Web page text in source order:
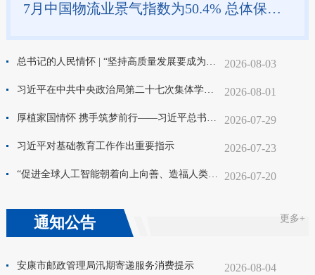
7月中国物流业景气指数为50.4% 总体保持扩张
总书记的人民情怀 | “坚持高质量发展要成为领导干部政绩观的重要内容” 2026-08-03
习近平在中共中央政治局第二十七次集体学习时强调 强化政治引领 深化创新发展 高质量推进国防和军队现代化 2026-08-01
厚植家国情怀 携手筑梦前行——习近平总书记对侨务工作重要指示激励海内外中华儿女为强国建设、民族复兴伟业团结奋斗 2026-07-29
习近平对基础教育工作作出重要指示 2026-07-23
“促进全球人工智能朝着向上向善、造福人类的方向发展”——习近平主席出席二〇二六世界人工智能大会暨人工智能全球治理高级别会议系列活动纪实 2026-07-20
通知公告 更多+
安康市邮政管理局汛期寄递服务消费提示 2026-08-04